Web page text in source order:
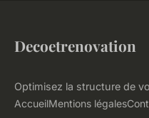
Decoetrenovation
Optimisez la structure de
AccueilMentions légales